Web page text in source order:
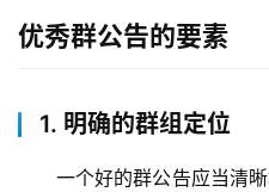
优秀群公告的要素
1. 明确的群组定位
一个好的群公告应当清